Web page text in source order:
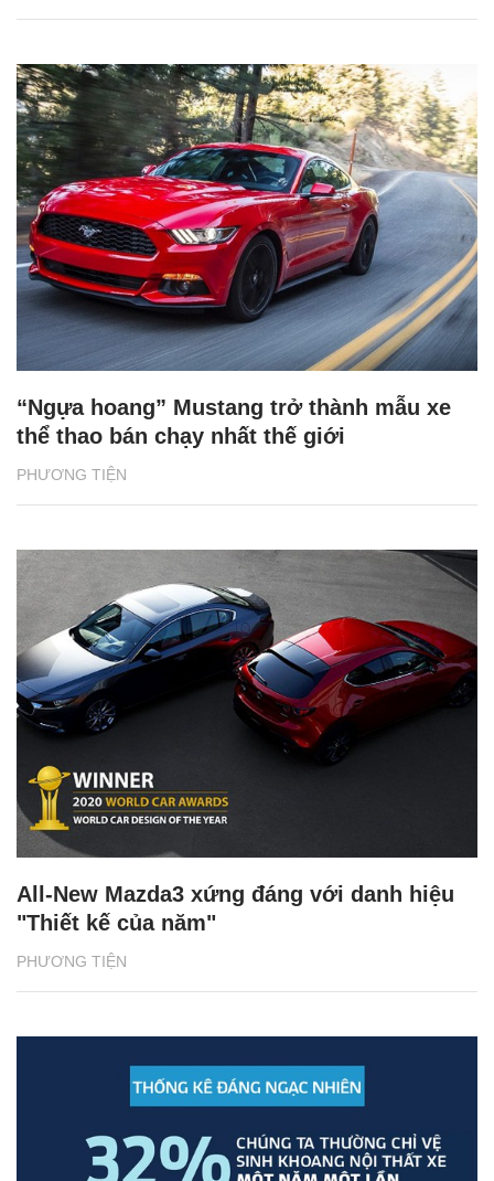
PHƯƠNG TIỆN
“Ngựa hoang” Mustang trở thành mẫu xe
thể thao bán chạy nhất thế giới
PHƯƠNG TIỆN
All-New Mazda3 xứng đáng với danh hiệu
"Thiết kế của năm"